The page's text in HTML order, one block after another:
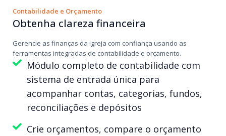
Contabilidade e Orçamento
Obtenha clareza financeira
Gerencie as finanças da igreja com confiança usando as
ferramentas integradas de contabilidade e orçamento.
Módulo completo de contabilidade com
sistema de entrada única para
acompanhar contas, categorias, fundos,
reconciliações e depósitos
Crie orçamentos, compare o orçamento